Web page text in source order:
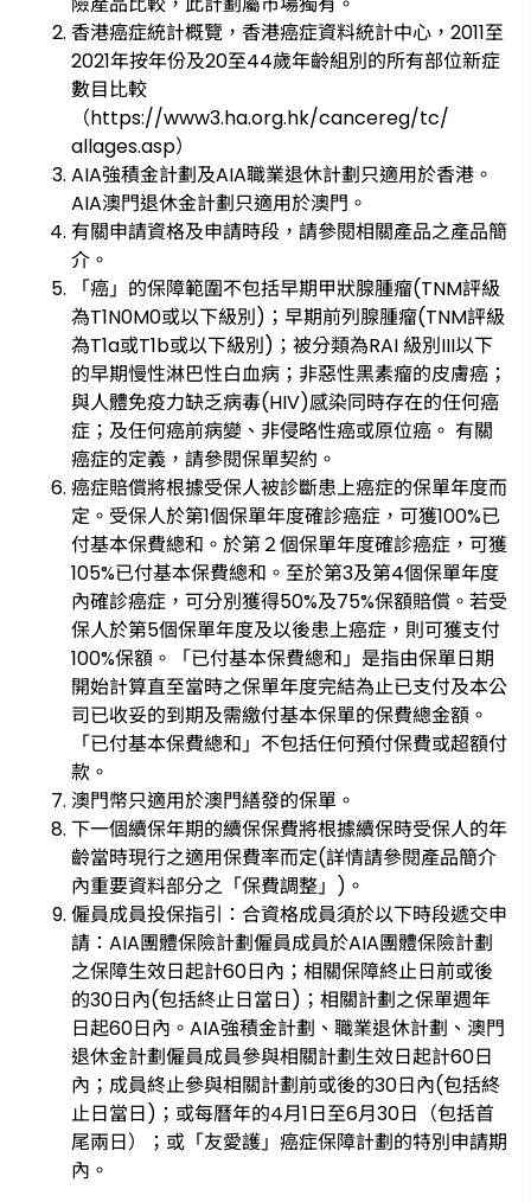
香港癌症統計概覽，香港癌症資料統計中心，2011至
2021年按年份及20至44歲年齡組別的所有部位新症
數目比較
（https://www3.ha.org.hk/cancereg/tc/
allages.asp）
AIA強積金計劃及AIA職業退休計劃只適用於香港。
AIA澳門退休金計劃只適用於澳門。
有關申請資格及申請時段，請參閱相關產品之產品簡
介。
「癌」的保障範圍不包括早期甲狀腺腫瘤(TNM評級
為T1N0M0或以下級別)；早期前列腺腫瘤(TNM評級
為T1a或T1b或以下級別)；被分類為RAI 級別III以下
的早期慢性淋巴性白血病；非惡性黑素瘤的皮膚癌；
與人體免疫力缺乏病毒(HIV)感染同時存在的任何癌
症；及任何癌前病變、非侵略性癌或原位癌。 有關
癌症的定義，請參閱保單契約。
癌症賠償將根據受保人被診斷患上癌症的保單年度而
定。受保人於第1個保單年度確診癌症，可獲100%已
付基本保費總和。於第２個保單年度確診癌症，可獲
105%已付基本保費總和。至於第3及第4個保單年度
內確診癌症，可分別獲得50%及75%保額賠償。若受
保人於第5個保單年度及以後患上癌症，則可獲支付
100%保額。「已付基本保費總和」是指由保單日期
開始計算直至當時之保單年度完結為止已支付及本公
司已收妥的到期及需繳付基本保單的保費總金額。
「已付基本保費總和」不包括任何預付保費或超額付
款。
澳門幣只適用於澳門繕發的保單。
下一個續保年期的續保保費將根據續保時受保人的年
齡當時現行之適用保費率而定(詳情請參閱產品簡介
內重要資料部分之「保費調整」)。
僱員成員投保指引：合資格成員須於以下時段遞交申
請：AIA團體保險計劃僱員成員於AIA團體保險計劃
之保障生效日起計60日內；相關保障終止日前或後
的30日內(包括終止日當日)；相關計劃之保單週年
日起60日內。AIA強積金計劃、職業退休計劃、澳門
退休金計劃僱員成員參與相關計劃生效日起計60日
內；成員終止參與相關計劃前或後的30日內(包括終
止日當日)；或每曆年的4月1日至6月30日（包括首
尾兩日）；或「友愛護」癌症保障計劃的特別申請期
內。